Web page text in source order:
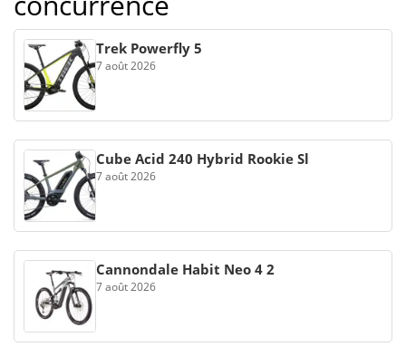
Trek Powerfly 5
7 août 2026
Cube Acid 240 Hybrid Rookie Sl
7 août 2026
Cannondale Habit Neo 4 2
7 août 2026